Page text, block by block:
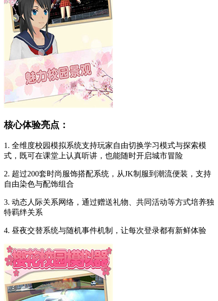
核心体验亮点：
1. 全维度校园模拟系统支持玩家自由切换学习模式与探索模
式，既可在课堂上认真听讲，也能随时开启城市冒险
2. 超过200套时尚服饰搭配系统，从JK制服到潮流便装，支持
自由染色与配饰组合
3. 动态人际关系网络，通过赠送礼物、共同活动等方式培养独
特羁绊关系
4. 昼夜交替系统与随机事件机制，让每次登录都有新鲜体验